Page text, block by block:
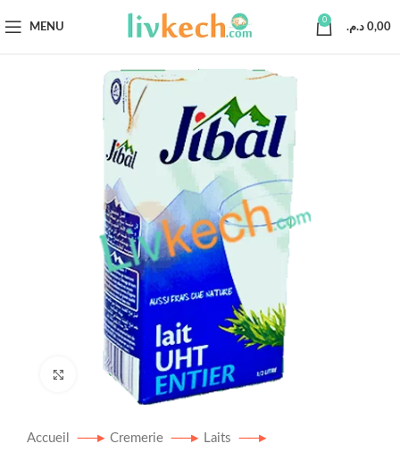
MENU
0
0,00 د.م.
Click to enlarge
Accueil Cremerie
Laits